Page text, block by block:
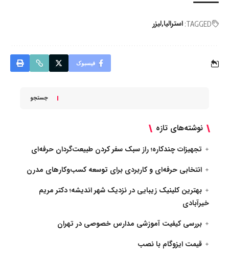
TAGGED: استرالیا لیزر
فیسبوک
جستجو
نوشته‌های تازه
تجهیزات چندکاره؛ راز سبک سفر کردن طبیعت‌گردان حرفه‌ای
انتخابی حرفه‌ای و کاربردی برای توسعه کسب‌وکارهای مدرن
بهترین کلینیک زیبایی در نزدیک شهر اندیشه؛ دکتر مریم
خیرآبادی
بررسی کیفیت آموزشی مدارس خصوصی در تهران
قیمت ایزوگام با نصب